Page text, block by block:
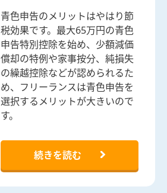
青色申告のメリットはやはり節
税効果です。最大65万円の青色
申告特別控除を始め、少額減価
償却の特例や家事按分、純損失
の繰越控除などが認められるた
め、フリーランスは青色申告を
選択するメリットが大きいので
す。
続きを読む